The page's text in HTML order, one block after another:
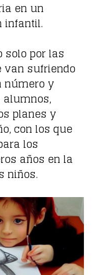
en un
infantil.
solo por las
van sufriendo
número y
alumnos,
planes y
con los que
los
años en la
niños.